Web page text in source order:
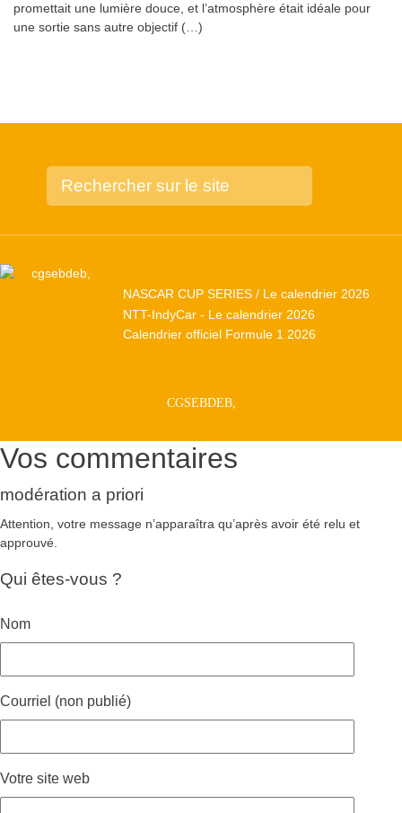
promettait une lumière douce, et l’atmosphère était idéale pour
une sortie sans autre objectif (…)
NASCAR CUP SERIES / Le calendrier 2026
NTT-IndyCar - Le calendrier 2026
Calendrier officiel Formule 1 2026
CGSEBDEB,
Vos commentaires
modération a priori
Attention, votre message n’apparaîtra qu’après avoir été relu et
approuvé.
Qui êtes-vous ?
Nom
Courriel (non publié)
Votre site web